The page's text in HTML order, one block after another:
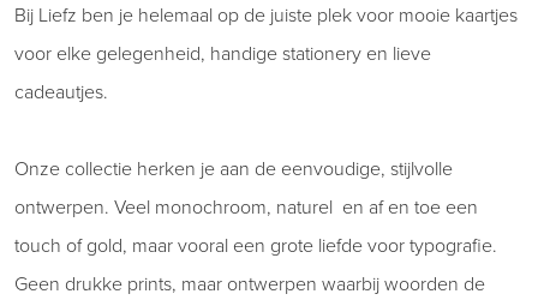
Bij Liefz ben je helemaal op de juiste plek voor mooie kaartjes
voor elke gelegenheid, handige stationery en lieve
cadeautjes.
Onze collectie herken je aan de eenvoudige, stijlvolle
ontwerpen. Veel monochroom, naturel en af en toe een
touch of gold, maar vooral een grote liefde voor typografie.
Geen drukke prints, maar ontwerpen waarbij woorden de